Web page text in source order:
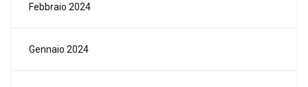
Febbraio 2024
Gennaio 2024